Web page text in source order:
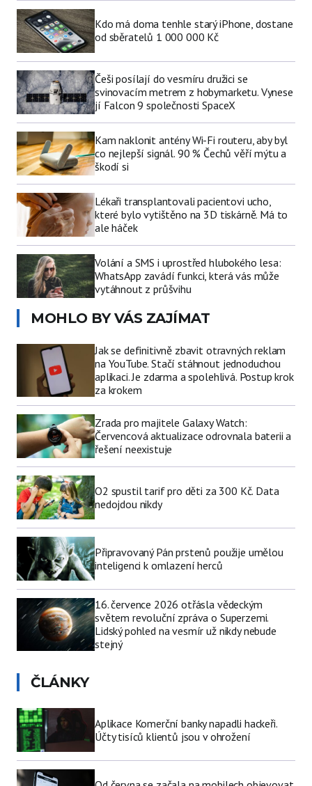
Kdo má doma tenhle starý iPhone, dostane
od sběratelů 1 000 000 Kč
Češi posílají do vesmíru družici se
svinovacím metrem z hobymarketu. Vynese
jí Falcon 9 společnosti SpaceX
Kam naklonit antény Wi-Fi routeru, aby byl
co nejlepší signál. 90 % Čechů věří mýtu a
škodí si
Lékaři transplantovali pacientovi ucho,
které bylo vytištěno na 3D tiskárně. Má to
ale háček
Volání a SMS i uprostřed hlubokého lesa:
WhatsApp zavádí funkci, která vás může
vytáhnout z průšvihu
MOHLO BY VÁS ZAJÍMAT
Jak se definitivně zbavit otravných reklam
na YouTube. Stačí stáhnout jednoduchou
aplikaci. Je zdarma a spolehlivá. Postup krok
za krokem
Zrada pro majitele Galaxy Watch:
Červencová aktualizace odrovnala baterii a
řešení neexistuje
O2 spustil tarif pro děti za 300 Kč. Data
nedojdou nikdy
Připravovaný Pán prstenů použije umělou
inteligenci k omlazení herců
16. července 2026 otřásla vědeckým
světem revoluční zpráva o Superzemi.
Lidský pohled na vesmír už nikdy nebude
stejný
ČLÁNKY
Aplikace Komerční banky napadli hackeři.
Účty tisíců klientů jsou v ohrožení